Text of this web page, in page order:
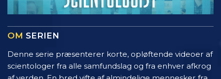
OM SERIEN
Denne serie præsenterer korte, opløftende videoer af
scientologer fra alle samfundslag og fra enhver afkrog